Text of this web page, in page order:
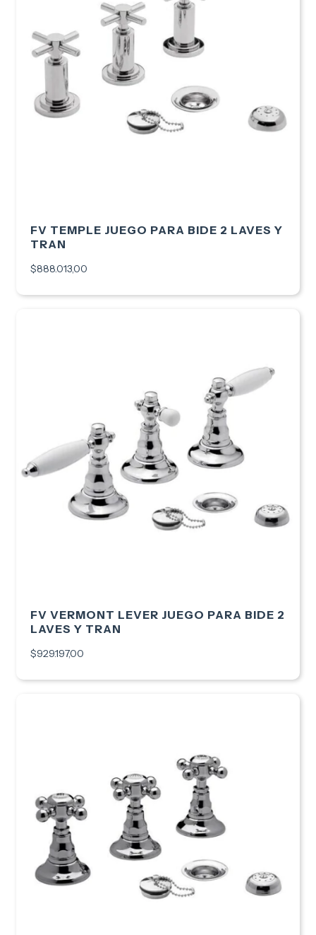
FV TEMPLE JUEGO PARA BIDE 2 LAVES Y
TRAN
$888.013,00
FV VERMONT LEVER JUEGO PARA BIDE 2
LAVES Y TRAN
$929.197,00